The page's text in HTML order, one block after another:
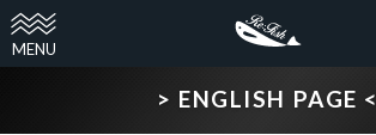
> ENGLISH PAGE <